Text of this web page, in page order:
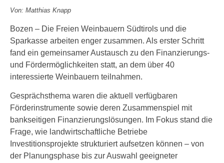
Von: Matthias Knapp
Bozen – Die Freien Weinbauern Südtirols und die
Sparkasse arbeiten enger zusammen. Als erster Schritt
fand ein gemeinsamer Austausch zu den Finanzierungs-
und Fördermöglichkeiten statt, an dem über 40
interessierte Weinbauern teilnahmen.
Gesprächsthema waren die aktuell verfügbaren
Förderinstrumente sowie deren Zusammenspiel mit
bankseitigen Finanzierungslösungen. Im Fokus stand die
Frage, wie landwirtschaftliche Betriebe
Investitionsprojekte strukturiert aufsetzen können – von
der Planungsphase bis zur Auswahl geeigneter